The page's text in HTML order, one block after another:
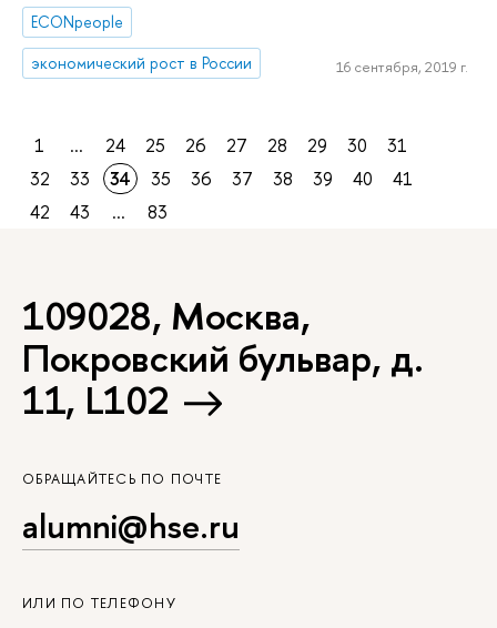
ECONpeople
экономический рост в России
16 сентября, 2019 г.
1 ... 24 25 26 27 28 29 30
31
32
33 34 35 36 37 38 39 40
41
42
43 ... 83
109028, Москва,
Покровский бульвар, д.
11, L102
ОБРАЩАЙТЕСЬ ПО ПОЧТЕ
alumni@hse.ru
ИЛИ ПО ТЕЛЕФОНУ